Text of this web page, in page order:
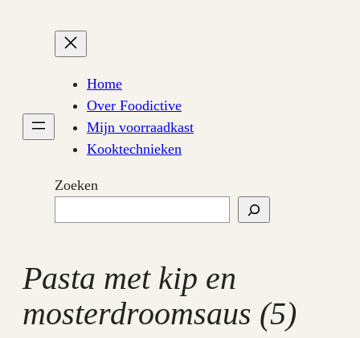
Home
Over Foodictive
Mijn voorraadkast
Kooktechnieken
Zoeken
Pasta met kip en
mosterdroomsaus (5)